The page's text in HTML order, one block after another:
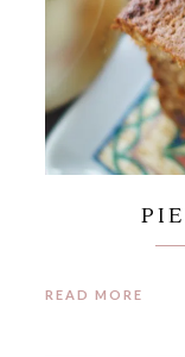
READ MORE